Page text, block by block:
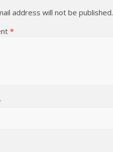
address will not be published.
*